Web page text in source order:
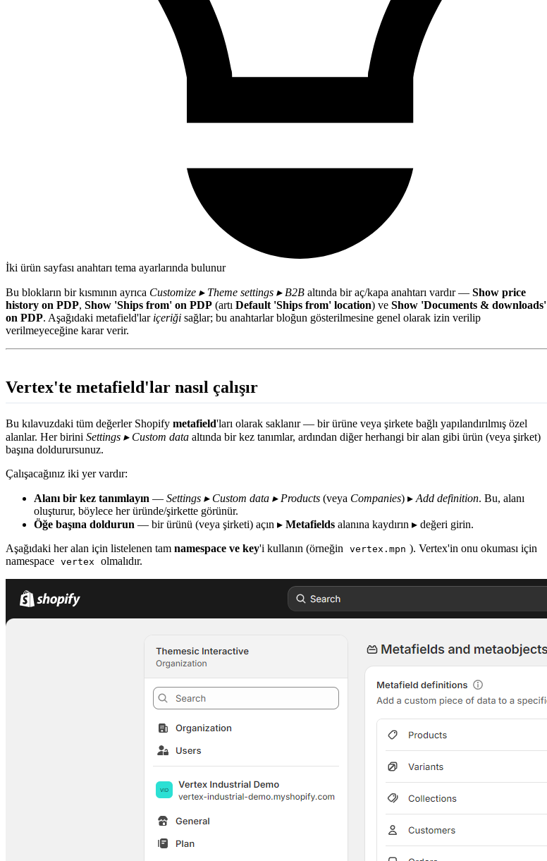
İki ürün sayfası anahtarı tema ayarlarında bulunur
Bu blokların bir kısmının ayrıca Customize ▸ Theme settings ▸ B2B altında bir aç/kapa anahtarı vardır — Show price
history on PDP, Show 'Ships from' on PDP (artı Default 'Ships from' location) ve Show 'Documents & downloads'
on PDP. Aşağıdaki metafield'lar içeriği sağlar; bu anahtarlar bloğun gösterilmesine genel olarak izin verilip
verilmeyeceğine karar verir.
Vertex'te metafield'lar nasıl çalışır
Bu kılavuzdaki tüm değerler Shopify metafield'ları olarak saklanır — bir ürüne veya şirkete bağlı yapılandırılmış özel
alanlar. Her birini Settings ▸ Custom data altında bir kez tanımlar, ardından diğer herhangi bir alan gibi ürün (veya şirket)
başına doldurursunuz.
Çalışacağınız iki yer vardır:
Alanı bir kez tanımlayın — Settings ▸ Custom data ▸ Products (veya Companies) ▸ Add definition. Bu, alanı
oluşturur, böylece her üründe/şirkette görünür.
Öğe başına doldurun — bir ürünü (veya şirketi) açın ▸ Metafields alanına kaydırın ▸ değeri girin.
Aşağıdaki her alan için listelenen tam namespace ve key'i kullanın (örneğin vertex.mpn ). Vertex'in onu okuması için
namespace
vertex olmalıdır.